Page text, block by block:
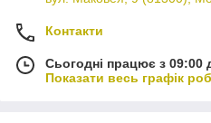
Контакти
Сьогодні працює з 09:00
Показати весь графік